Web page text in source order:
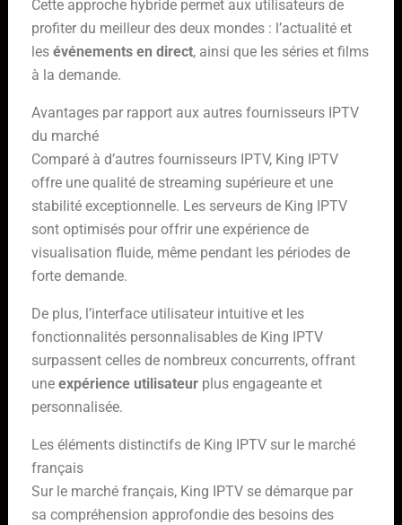
Cette approche hybride permet aux utilisateurs de
profiter du meilleur des deux mondes : l’actualité et
les événements en direct, ainsi que les séries et films
à la demande.
Avantages par rapport aux autres fournisseurs IPTV
du marché
Comparé à d’autres fournisseurs IPTV, King IPTV
offre une qualité de streaming supérieure et une
stabilité exceptionnelle. Les serveurs de King IPTV
sont optimisés pour offrir une expérience de
visualisation fluide, même pendant les périodes de
forte demande.
De plus, l’interface utilisateur intuitive et les
fonctionnalités personnalisables de King IPTV
surpassent celles de nombreux concurrents, offrant
une expérience utilisateurplus engageante et
personnalisée.
Les éléments distinctifs de King IPTV sur le marché
français
Sur le marché français, King IPTV se démarque par
sa compréhension approfondie des besoins des